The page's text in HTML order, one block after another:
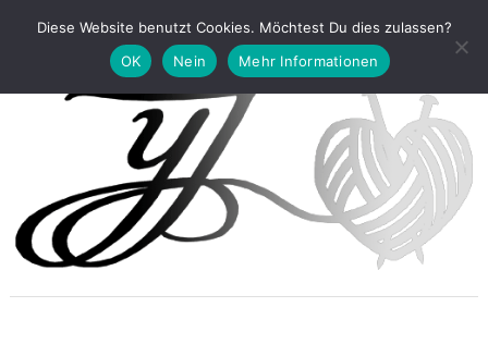
Diese Website benutzt Cookies. Möchtest Du dies zulassen?
OK
Nein Mehr Informationen